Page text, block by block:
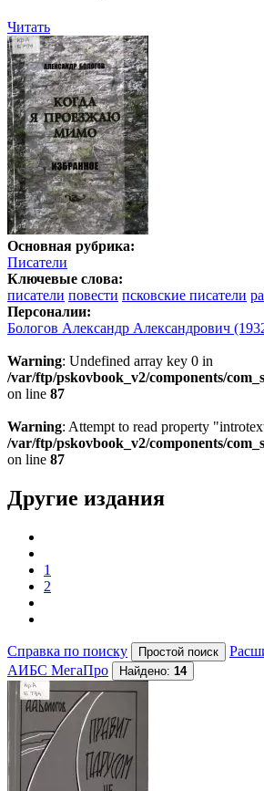
Читать
Основная рубрика:
Писатели
Ключевые слова:
писатели повести псковские писатели
Персоналии:
Бологов Александр Александрович
Warning: Undefined array key 0 in
/var/ftp/pskovbook_v2/components/
on line 87
Warning: Attempt to read property
/var/ftp/pskovbook_v2/components/
on line 87
Другие издания
1
2
Справка по поиску
АИБС МегаПро
Найдено: 14